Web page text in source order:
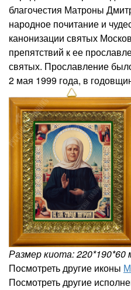
благочестия Матроны
народное почитание и
канонизации святых
препятствий к ее
святых. Прославление
2 мая 1999 года, в
Размер киота: 220*190*60
Посмотреть другие иконы
Посмотреть другие